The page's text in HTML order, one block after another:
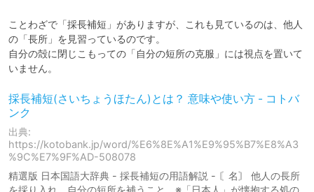
ことわざで「採長補短」がありますが、これも見ているのは、他人
の「長所」を見習っているのです。
自分の殻に閉じこもっての「自分の短所の克服」には視点を置いて
いません。
採長補短(さいちょうほたん)とは？ 意味や使い方 - コトバ
ンク
出典:
https://kotobank.jp/word/%E6%8E%A1%E9%95%B7%E8%A3
%9C%E7%9F%AD-508078
精選版 日本国語大辞典 - 採長補短の用語解説 - 〘名〙 他人の長所